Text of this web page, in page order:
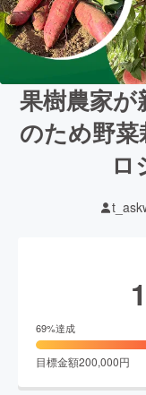
果樹農家
のため野
ロ
69%達成
目標金額200,000円